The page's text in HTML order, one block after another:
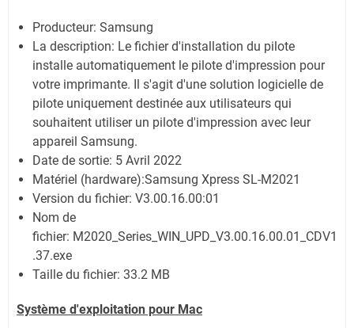
Producteur: Samsung
La description: Le fichier d'installation du pilote
installe automatiquement le pilote d'impression pour
votre imprimante. Il s'agit d'une solution logicielle de
pilote uniquement destinée aux utilisateurs qui
souhaitent utiliser un pilote d'impression avec leur
appareil Samsung.
Date de sortie: 5 Avril 2022
Matériel (hardware):Samsung Xpress SL-M2021
Version du fichier: V3.00.16.00:01
Nom de
fichier: M2020_Series_WIN_UPD_V3.00.16.00.01_CDV1
.37.exe
Taille du fichier: 33.2 MB
Système d'exploitation pour Mac